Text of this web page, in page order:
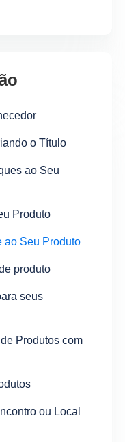
o Título
ao Seu
Produto
ao Seu Produto
produto
seus
Produtos com
ou Local